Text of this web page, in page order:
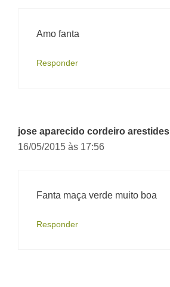
Amo fanta
Responder
jose aparecido cordeiro arestides
16/05/2015 às 17:56
Fanta maça verde muito boa
Responder